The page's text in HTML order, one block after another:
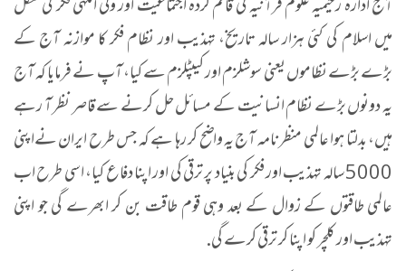
آج ادارہ رحیمیہ علوم قرآنیہ کی قائم کردہ اجتماعیت اور ولی اللہی فکر کی شکل
میں اسلام کی کئی ہزار سالہ تاریخ، تہذیب اور نظام فکر کا موازنہ آج کے
بڑے بڑے نظاموں یعنی سوشلزم اور کیپٹلزم سے کیا، آپ نے فرمایا کہ آج
یہ دونوں بڑے نظام انسانیت کے مسائل حل کرنے سے قاصر نظر آ رہے
ہیں، بدلتا ہوا عالمی منظر نامہ آج یہ واضح کر رہا ہے کہ جس طرح ایران نےاپنی
5000 سالہ تہذیب اور فکر کی بنیاد پر ترقی کی اور اپنا دفاع کیا، اسی طرح اب
عالمی طاقتوں کے زوال کے بعد وہی قوم طاقت بن کر ابھرے گی جو اپنی
تہذیب اور کلچر کو اپنا کر ترقی کرے گی.